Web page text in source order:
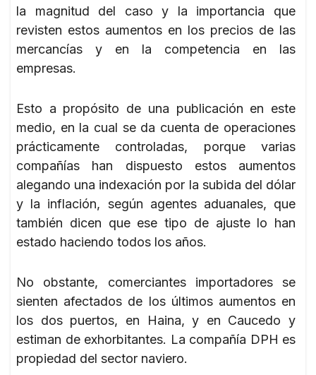
la magnitud del caso y la importancia que
revisten estos aumentos en los precios de las
mercancías y en la competencia en las
empresas.
Esto a propósito de una publicación en este
medio, en la cual se da cuenta de operaciones
prácticamente controladas, porque varias
compañías han dispuesto estos aumentos
alegando una indexación por la subida del dólar
y la inflación, según agentes aduanales, que
también dicen que ese tipo de ajuste lo han
estado haciendo todos los años.
No obstante, comerciantes importadores se
sienten afectados de los últimos aumentos en
los dos puertos, en Haina, y en Caucedo y
estiman de exhorbitantes. La compañía DPH es
propiedad del sector naviero.